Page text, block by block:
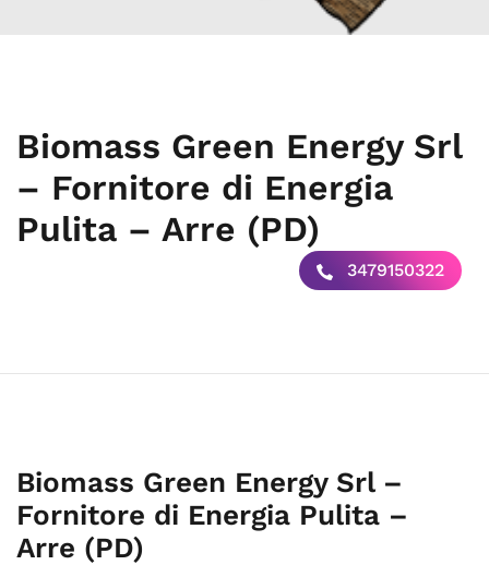
Biomass Green Energy Srl
– Fornitore di Energia
Pulita – Arre (PD)
3479150322
Biomass Green Energy Srl –
Fornitore di Energia Pulita –
Arre (PD)